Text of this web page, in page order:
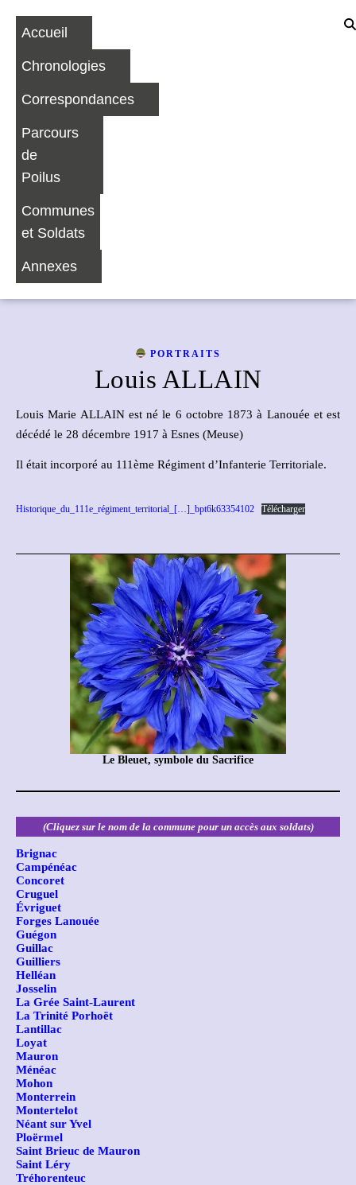
Accueil
Chronologies
Correspondances
Parcours
de
Poilus
Communes
et Soldats
Annexes
PORTRAITS
Louis ALLAIN
Louis Marie ALLAIN est né le 6 octobre 1873 à Lanouée et est
décédé le 28 décembre 1917 à Esnes (Meuse)
Il était incorporé au 111ème Régiment d’Infanterie Territoriale.
Historique_du_111e_régiment_territorial_[…]_bpt6k63354102 Télécharger
Le Bleuet, symbole du Sacrifice
(Cliquez sur le nom de la commune pour un accès aux soldats)
Brignac
Campénéac
Concoret
Cruguel
Évriguet
Forges Lanouée
Guégon
Guillac
Guilliers
Helléan
Josselin
La Grée Saint-Laurent
La Trinité Porhoët
Lantillac
Loyat
Mauron
Ménéac
Mohon
Monterrein
Montertelot
Néant sur Yvel
Ploërmel
Saint Brieuc de Mauron
Saint Léry
Tréhorenteuc